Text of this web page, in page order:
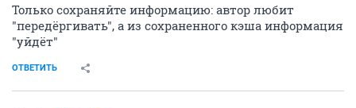
Только сохраняйте информацию: автор любит
"передёргивать", а из сохраненного кэша информация
"уйдёт"
ОТВЕТИТЬ